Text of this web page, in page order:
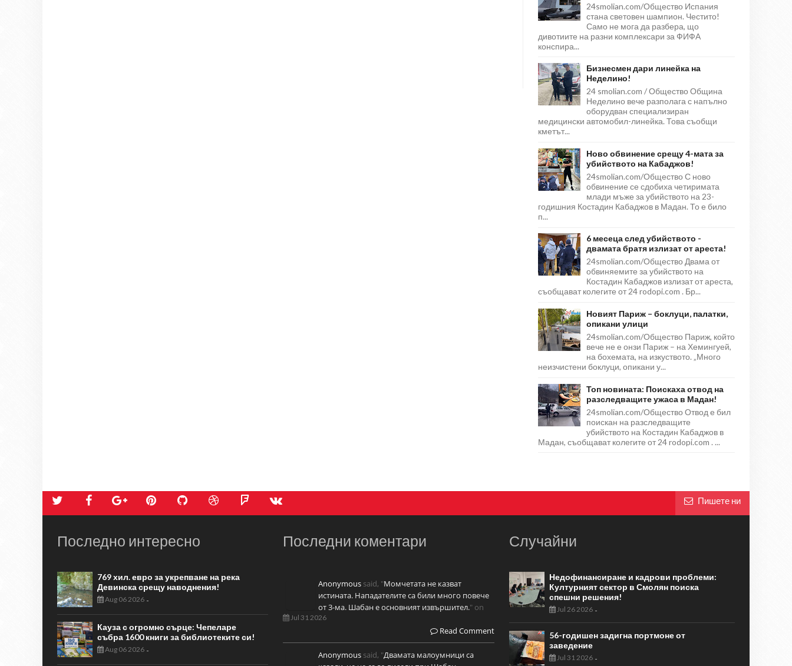
24smolian.com/Общество Испания
стана световен шампион. Честито!
Само не мога да разбера, що
дивотиите на разни комплексари за ФИФА
конспира...
Бизнесмен дари линейка на
Неделино!
24 smolian.com / Общество Община
Неделино вече разполага с напълно
оборудван специализиран
медицински автомобил-линейка. Това съобщи
кметът...
Ново обвинение срещу 4-мата за
убийството на Кабаджов!
24smolian.com/Общество С ново
обвинение се сдобиха четиримата
млади мъже за убийството на 23-
годишния Костадин Кабаджов в Мадан. То е било
п...
6 месеца след убийството -
двамата братя излизат от ареста!
24smolian.com/Общество Двама от
обвиняемите за убийството на
Костадин Кабаджов излизат от ареста,
съобщават колегите от 24 rodopi.com . Бр...
Новият Париж – боклуци, палатки,
опикани улици
24smolian.com/Общество Париж, който
вече не е онзи Париж – на Хемингуей,
на бохемата, на изкуството. „Много
неизчистени боклуци, опикани у...
Топ новината: Поискаха отвод на
разследващите ужаса в Мадан!
24smolian.com/Общество Отвод е бил
поискан на разследващите
убийството на Костадин Кабаджов в
Мадан, съобщават колегите от 24 rodopi.com . ...
Пишете ни
Последно интересно
769 хил. евро за укрепване на река
Девинска срещу наводнения!
Aug 06 2026 -
Кауза с огромно сърце: Чепеларе
събра 1600 книги за библиотеките си!
Aug 06 2026 -
Последни коментари
Anonymous said, "Момчетата не казват
истината. Нападателите са били много повече
от 3-ма. Шабан е основният извършител." on
Jul 31 2026
Read Comment
Anonymous said, "Двамата малоумници са
Случайни
Недофинансиране и кадрови проблеми:
Културният сектор в Смолян поиска
спешни решения!
Jul 26 2026-
56-годишен задигна портмоне от
заведение
Jul 31 2026-